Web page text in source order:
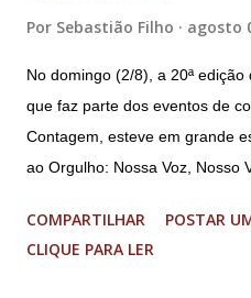
Por Sebastião Filho agosto
No domingo (2/8), a 20ª edição
que faz parte dos eventos de
Contagem, esteve em grande
ao Orgulho: Nossa Voz, Nosso
município. A concentração foi
preparada com um palco e
COMPARTILHAR
POSTAR
CLIQUE PARA LER